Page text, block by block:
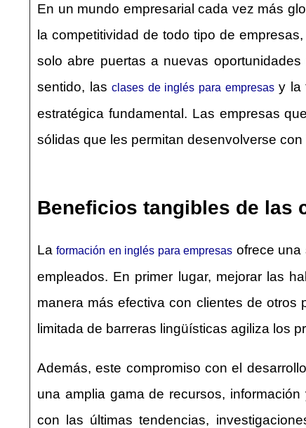
En un mundo empresarial cada vez más
la competitividad de todo tipo de
solo abre puertas a nuevas
sentido, lasclases de inglés para empresasy la
estratégica fundamental. Las empresas
sólidas que les permitan desenvolverse
Beneficios tangibles de las
Laformación en inglés para empresas ofrece una
empleados. En primer lugar, mejorar las
manera más efectiva con clientes de
limitada de barreras lingüísticas agiliza los
Además, este compromiso con el
una amplia gama de recursos,
con las últimas tendencias,